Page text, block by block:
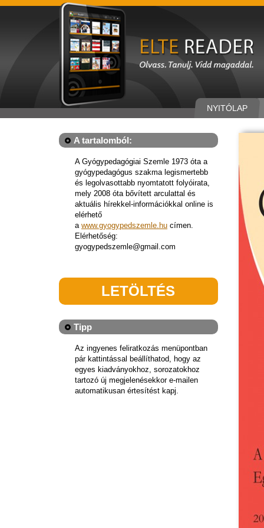
NYITÓLAP
A tartalomból:
A Gyógypedagógiai Szemle 1973 óta a
gyógypedagógus szakma legismertebb
és legolvasottabb nyomtatott folyóirata,
mely 2008 óta bővített arculattal és
aktuális hírekkel-információkkal online is
elérhető
a www.gyogypedszemle.hu címen.
Elérhetőség:
gyogypedszemle@gmail.com
LETÖLTÉS
Tipp
Az ingyenes feliratkozás menüpontban
pár kattintással beállíthatod, hogy az
egyes kiadványokhoz, sorozatokhoz
tartozó új megjelenésekkor e-mailen
automatikusan értesítést kapj.